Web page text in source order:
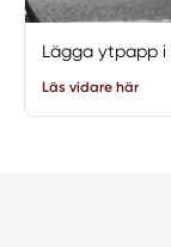
Lägga ytpapp i
Läs vidare här